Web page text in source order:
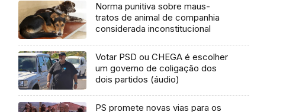
Norma punitiva sobre maus-
tratos de animal de companhia
considerada inconstitucional
Votar PSD ou CHEGA é escolher
um governo de coligação dos
dois partidos (áudio)
PS promete novas vias para os